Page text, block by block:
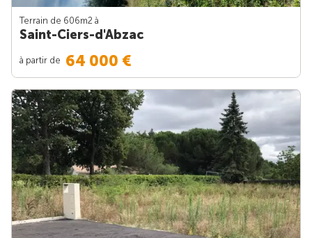
Terrain de 606m2 à
Saint-Ciers-d'Abzac
à partir de 64 000 €